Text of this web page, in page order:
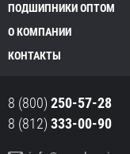
ПОДШИПНИКИ ОПТОМ
О КОМПАНИИ
КОНТАКТЫ
8 (800) 250-57-28
8 (812) 333-00-90